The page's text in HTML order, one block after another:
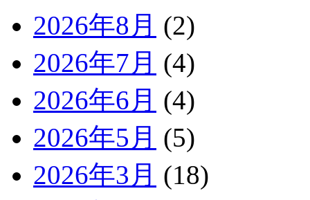
2026年8月 (2)
2026年7月 (4)
2026年6月 (4)
2026年5月 (5)
2026年3月 (18)